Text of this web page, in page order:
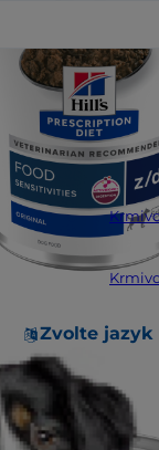
Zvolte jazyk